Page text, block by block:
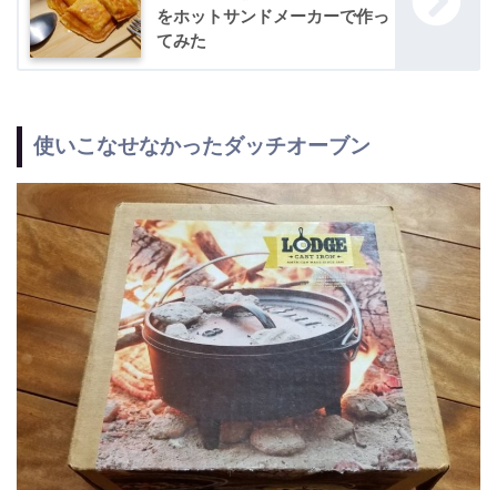
をホットサンドメーカーで作っ
てみた
使いこなせなかったダッチオーブン